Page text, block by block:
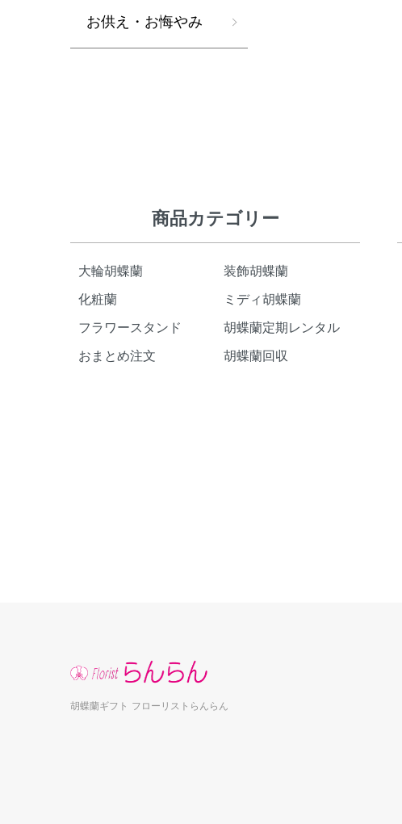
お供え・お悔やみ
商品カテゴリー
大輪胡蝶蘭
装飾胡蝶蘭
化粧蘭
ミディ胡蝶蘭
フラワースタンド
胡蝶蘭定期レンタル
おまとめ注文
胡蝶蘭回収
胡蝶蘭ギフト フローリストらんらん